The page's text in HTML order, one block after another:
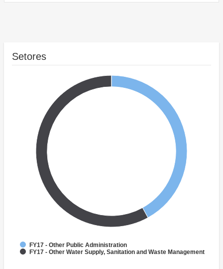
Setores
FY17 - Other Public Administration
FY17 - Other Water Supply, Sanitation and Waste Management